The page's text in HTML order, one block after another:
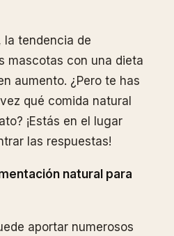
la tendencia de
mascotas con una dieta
aumento. ¿Pero te has
qué comida natural
¡Estás en el lugar
las respuestas!
natural para
aportar numerosos